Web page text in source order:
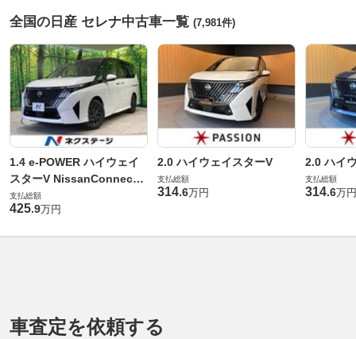
全国の日産 セレナ中古車一覧 (7,981件)
1.4 e-POWER ハイウェイ
スターV NissanConnect
インフォテインメントシス
テム装着車
支払総額
425.9万円
2.0 ハイウェイスターV
支払総額
314.6万円
2.0 ハイ
支払総額
314.6万円
車査定を依頼する